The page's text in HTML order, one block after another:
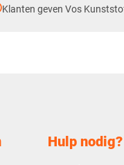
Klanten geven Vos
Hulp nodig?